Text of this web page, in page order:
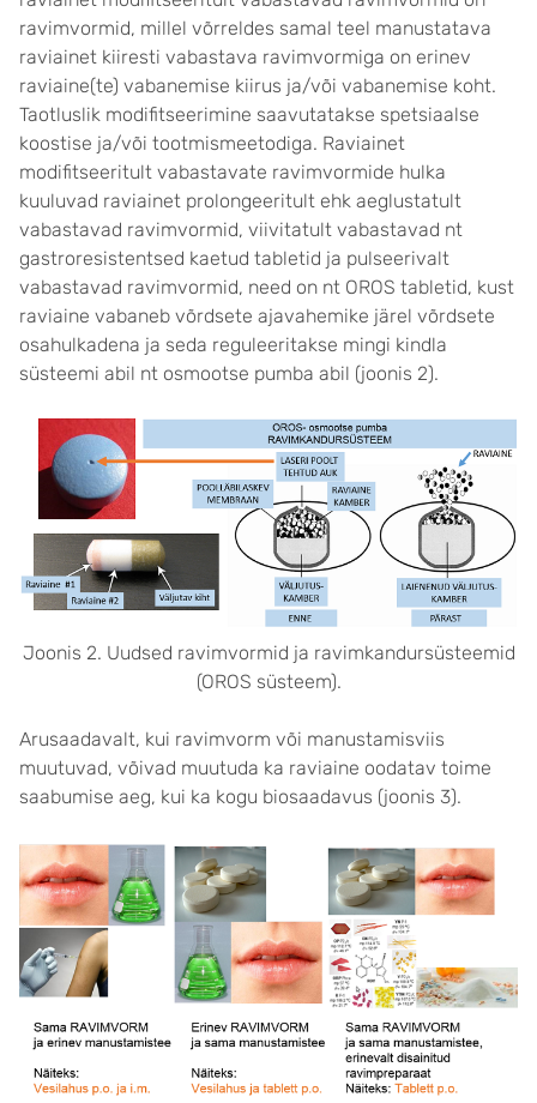
ravimvormid, millel võrreldes samal teel manustatava
raviainet kiiresti vabastava ravimvormiga on erinev
raviaine(te) vabanemise kiirus ja/või vabanemise koht.
Taotluslik modifitseerimine saavutatakse spetsiaalse
koostise ja/või tootmismeetodiga. Raviainet
modifitseeritult vabastavate ravimvormide hulka
kuuluvad raviainet prolongeeritult ehk aeglustatult
vabastavad ravimvormid, viivitatult vabastavad nt
gastroresistentsed kaetud tabletid ja pulseerivalt
vabastavad ravimvormid, need on nt OROS tabletid, kust
raviaine vabaneb võrdsete ajavahemike järel võrdsete
osahulkadena ja seda reguleeritakse mingi kindla
süsteemi abil nt osmootse pumba abil (joonis 2).
Joonis 2. Uudsed ravimvormid ja ravimkandursüsteemid
(OROS süsteem).
Arusaadavalt, kui ravimvorm või manustamisviis
muutuvad, võivad muutuda ka raviaine oodatav toime
saabumise aeg, kui ka kogu biosaadavus (joonis 3).